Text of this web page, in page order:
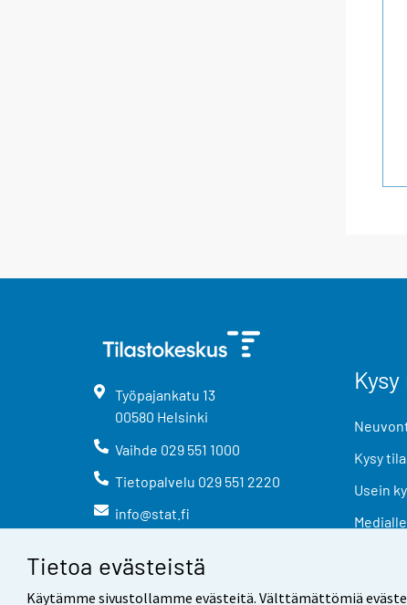
Tietoa evästeistä
Käytämme sivustollamme evästeitä. Välttämättömiä
Työpajankatu 13
00580 Helsinki
Vaihde 029 551 1000
Tietopalvelu 029 551 2220
info@stat.fi
Kysy
Usein
Medialle